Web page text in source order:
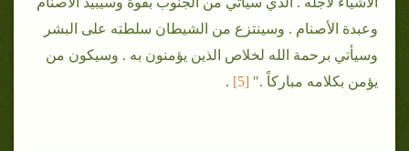
وعبدة الأصنام . وسينتزع من الشيطان سلطته على البشر
وسيأتي برحمة الله لخلاص الذين يؤمنون به . وسيكون من
يؤمن بكلامه مباركاً ." [5
]
.